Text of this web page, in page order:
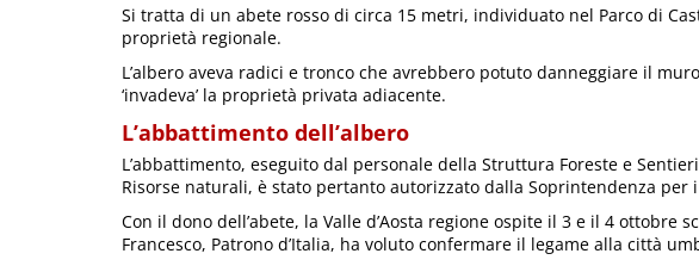
Si tratta di un abete rosso di circa 15 metri, individuato nel Parco di
proprietà regionale.
L’albero aveva radici e tronco che avrebbero potuto danneggiare il
‘invadeva’ la proprietà privata adiacente.
L’abbattimento dell’albero
L’abbattimento, eseguito dal personale della Struttura Foreste e
Risorse naturali, è stato pertanto autorizzato dalla Soprintendenza
Con il dono dell’abete, la Valle d’Aosta regione ospite il 3 e il 4 ottobre
Francesco, Patrono d’Italia, ha voluto confermare il legame alla città